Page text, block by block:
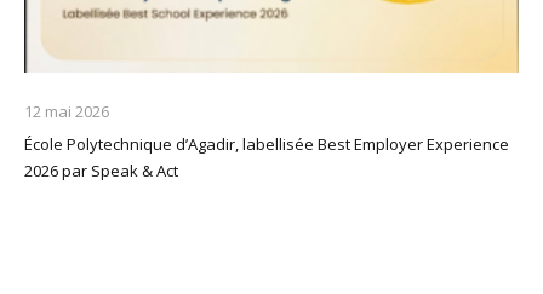
12 mai 2026
École Polytechnique d’Agadir, labellisée Best Employer Experience
2026 par Speak & Act